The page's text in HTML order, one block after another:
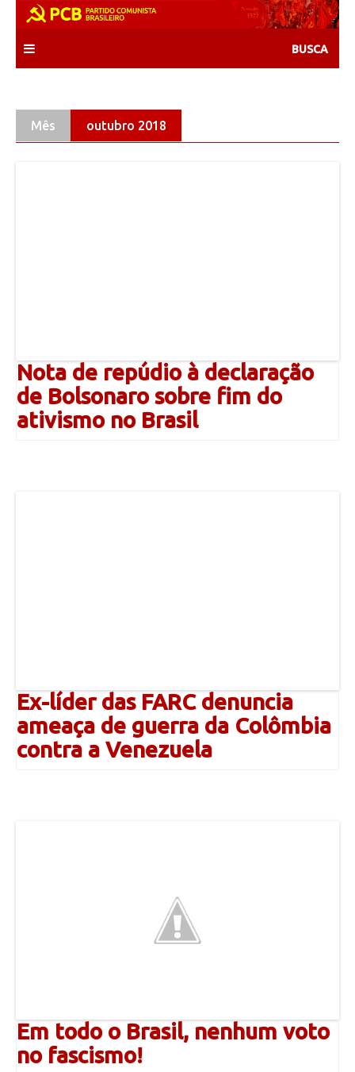
content
Mês outubro 2018
Nota de repúdio à declaração
de Bolsonaro sobre fim do
ativismo no Brasil
Ex-líder das FARC denuncia
ameaça de guerra da Colômbia
contra a Venezuela
Em todo o Brasil, nenhum voto
no fascismo!